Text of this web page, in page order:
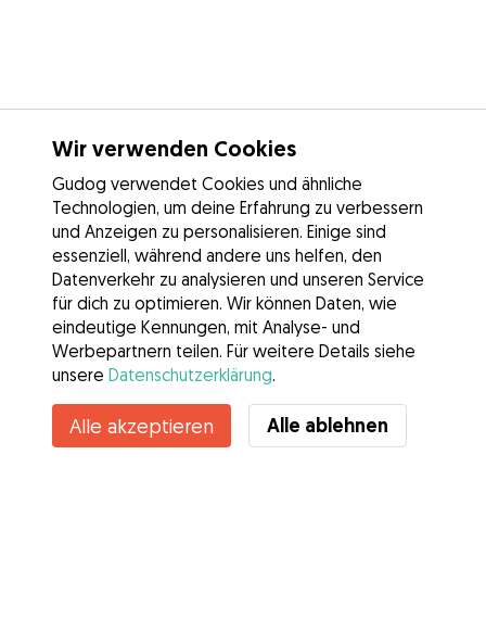
Wir verwenden Cookies
Gudog verwendet Cookies und ähnliche
Technologien, um deine Erfahrung zu verbessern
und Anzeigen zu personalisieren. Einige sind
essenziell, während andere uns helfen, den
Datenverkehr zu analysieren und unseren Service
für dich zu optimieren. Wir können Daten, wie
eindeutige Kennungen, mit Analyse- und
Werbepartnern teilen. Für weitere Details siehe
unsere Datenschutzerklärung.
Alle akzeptieren Alle ablehnen